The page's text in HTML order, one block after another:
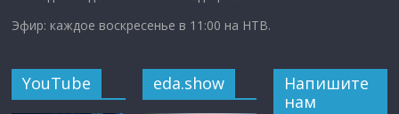
Эфир: каждое воскресенье в 11:00 на НТВ.
YouTube eda.show
Напишите
нам